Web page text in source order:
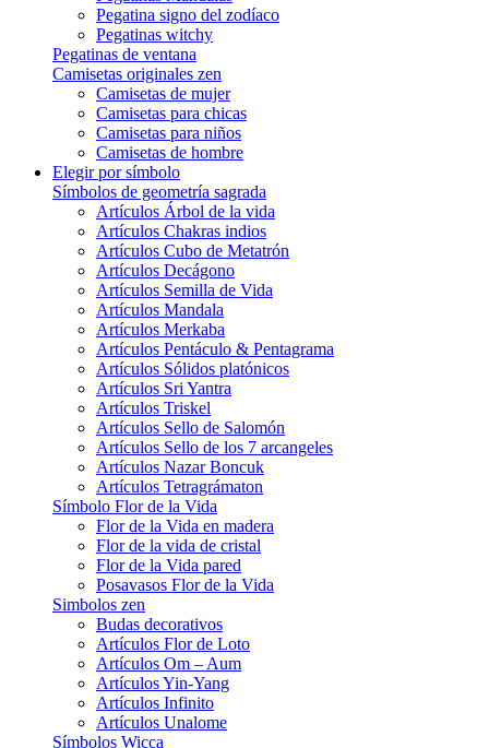
Pegatina signo del zodíaco
Pegatinas witchy
Pegatinas de ventana
Camisetas originales zen
Camisetas de mujer
Camisetas para chicas
Camisetas para niños
Camisetas de hombre
Elegir por símbolo
Símbolos de geometría sagrada
Artículos Árbol de la vida
Artículos Chakras indios
Artículos Cubo de Metatrón
Artículos Decágono
Artículos Semilla de Vida
Artículos Mandala
Artículos Merkaba
Artículos Pentáculo & Pentagrama
Artículos Sólidos platónicos
Artículos Sri Yantra
Artículos Triskel
Artículos Sello de Salomón
Artículos Sello de los 7 arcangeles
Artículos Nazar Boncuk
Artículos Tetragrámaton
Símbolo Flor de la Vida
Flor de la Vida en madera
Flor de la vida de cristal
Flor de la Vida pared
Posavasos Flor de la Vida
Simbolos zen
Budas decorativos
Artículos Flor de Loto
Artículos Om – Aum
Artículos Yin-Yang
Artículos Infinito
Artículos Unalome
Símbolos Wicca